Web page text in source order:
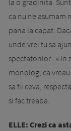
la o gradinita.
ca nu ne asumam
pana la capat.
unde vrei tu sa
spectatorilor : « In
monolog, ca vreau
sa fii ceva,
si fac treaba.
ELLE: Crezi ca